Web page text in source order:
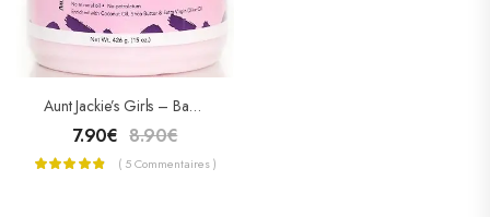
Aunt Jackie’s Girls – Baby Girls Curls – Crème Boucles Et Twists 426g
7.90€ 8.90€
( 5 Commentaires )